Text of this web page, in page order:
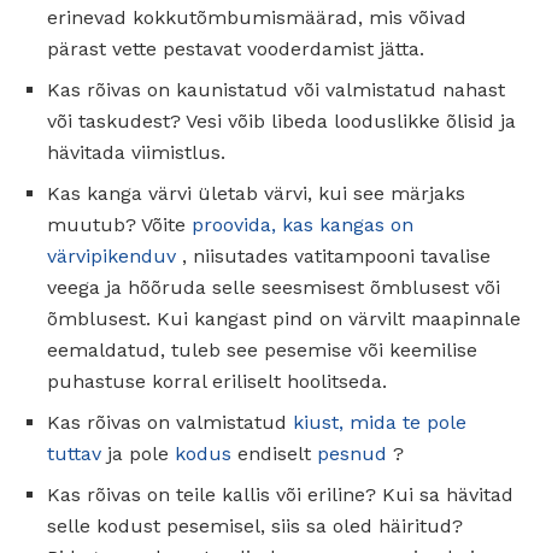
erinevad kokkutõmbumismäärad, mis võivad
pärast vette pestavat vooderdamist jätta.
Kas rõivas on kaunistatud või valmistatud nahast
või taskudest? Vesi võib libeda looduslikke õlisid ja
hävitada viimistlus.
Kas kanga värvi ületab värvi, kui see märjaks
muutub? Võite proovida, kas kangas on
värvipikenduv , niisutades vatitampooni tavalise
veega ja hõõruda selle seesmisest õmblusest või
õmblusest. Kui kangast pind on värvilt maapinnale
eemaldatud, tuleb see pesemise või keemilise
puhastuse korral eriliselt hoolitseda.
Kas rõivas on valmistatud kiust, mida te pole
tuttav ja pole kodus endiselt pesnud ?
Kas rõivas on teile kallis või eriline? Kui sa hävitad
selle kodust pesemisel, siis sa oled häiritud?